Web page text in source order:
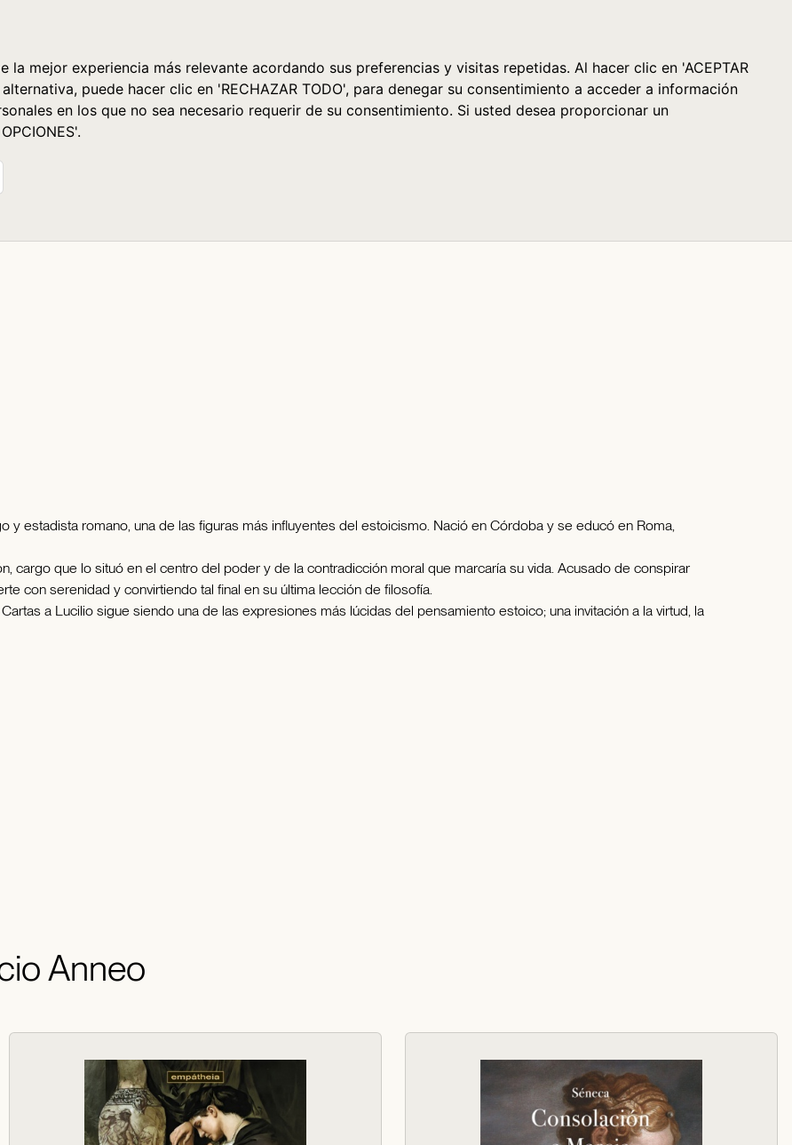
mejor experiencia más relevante acordando sus preferencias y visitas repetidas. Al hacer clic en 'ACEPTAR
puede hacer clic en 'RECHAZAR TODO', para denegar su consentimiento a acceder a información
en los que no sea necesario requerir de su consentimiento. Si usted desea proporcionar un
y estadista romano, una de las figuras más influyentes del estoicismo. Nació en Córdoba y se educó en Roma,
cargo que lo situó en el centro del poder y de la contradicción moral que marcaría su vida. Acusado de conspirar
con serenidad y convirtiendo tal final en su última lección de filosofía.
a Lucilio sigue siendo una de las expresiones más lúcidas del pensamiento estoico; una invitación a la virtud, la
Anneo